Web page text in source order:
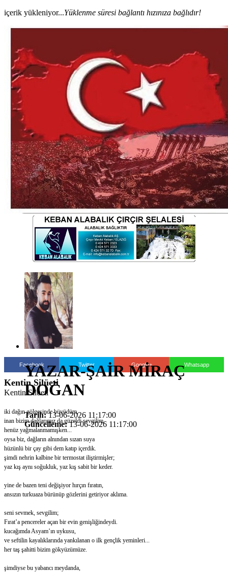
içerik yükleniyor...Yüklenme süresi bağlantı hızınıza bağlıdır!
YAZAR-ŞAİR MİRAÇ
DOĞAN
Tarih:13-06-2026 11:17:00
Güncelleme:13-06-2026 11:17:00
Facebook Twitter Google+ Whatsapp
Kentin Silüeti
Kentin Silüeti
iki dağın gölgesinde büyüdüm,
inan bizim dağlarımız da güzeldi sevgilim,
henüz yağmalanmamışken...
oysa biz, dağların alnından sızan suya
hüzünlü bir çay gibi dem katıp içerdik.
şimdi nehrin kalbine bir termostat iliştirmişler;
yaz kış aynı soğukluk, yaz kış sabit bir keder.
yine de bazen teni değişiyor hırçın fıratın,
ansızın turkuaza bürünüp gözlerini getiriyor aklıma.
seni sevmek, sevgilim;
Fırat’a pencereler açan bir evin genişliğindeydi.
kucağımda Asyam’ın uykusu,
ve seftilin kayalıklarında yankılanan o ilk gençlik yeminleri...
her taş şahitti bizim gökyüzümüze.
şimdiyse bu yabancı meydanda,